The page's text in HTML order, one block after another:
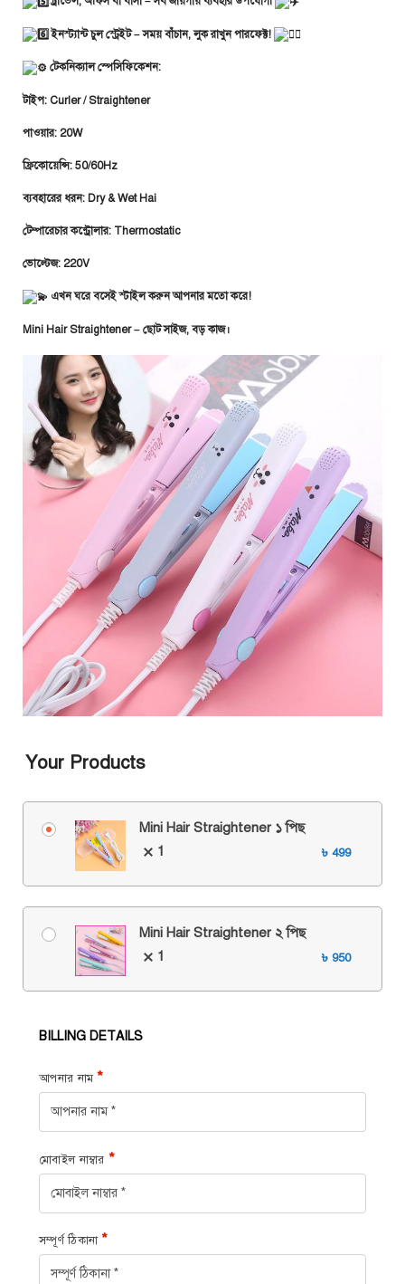
ইনস্ট্যান্ট চুল স্ট্রেইট – সময় বাঁচান, লুক রাখুন পারফেক্ট!
টেকনিক্যাল স্পেসিফিকেশন:
টাইপ: Curler / Straightener
পাওয়ার: 20W
ফ্রিকোয়েন্সি: 50/60Hz
ব্যবহারের ধরন: Dry & Wet Hai
টেম্পারেচার কন্ট্রোলার: Thermostatic
ভোল্টেজ: 220V
এখন ঘরে বসেই স্টাইল করুন আপনার মতো করে!
Mini Hair Straightener – ছোট সাইজ, বড় কাজ।
Your Products
Mini Hair Straightener ১ পিছ
1
৳499
Mini Hair Straightener ২ পিছ
1
৳950
BILLING DETAILS
আপনার নাম *
মোবাইল নাম্বার *
সম্পূর্ণ ঠিকানা *